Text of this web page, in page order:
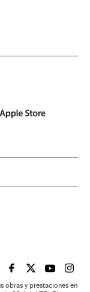
EL PAÍS BRASIL EN
EL PAÍSEL PAÍS
EL
obras y prestaciones en